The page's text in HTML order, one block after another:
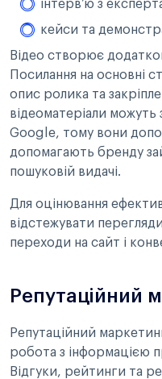
інтерв’ю з
кейси та
Відео створює
Посилання на основні
опис ролика та
відеоматеріали можуть
Google, тому вони
допомагають бренду
пошуковій видачі.
Для оцінювання
відстежувати
переходи на сайт і
Репутаційний
Репутаційний
робота з інформацією
Відгуки, рейтинги та